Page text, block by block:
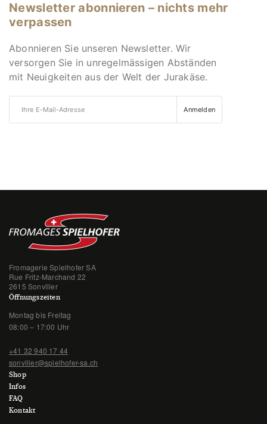
Newsletter abonnieren – nichts mehr
verpassen
Abonnieren Sie unseren Newsletter. Wir
versorgen Sie in unregelmässigen Abständen
mit Neuigkeiten aus der Welt der Jurakäse.
Fromagerie Spielhofer SA
Rue Fritz-Marchand 22
2615 Sonvilier
Öffnungszeiten
Montag bis Freitag
08:00 – 17:00 Uhr
+41 32 940 17 44
sonvilier@spielhofer-sa.ch
Shop
Infos
FAQ
Kontakt